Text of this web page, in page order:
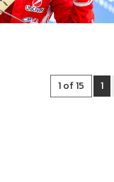
1 of 15 1